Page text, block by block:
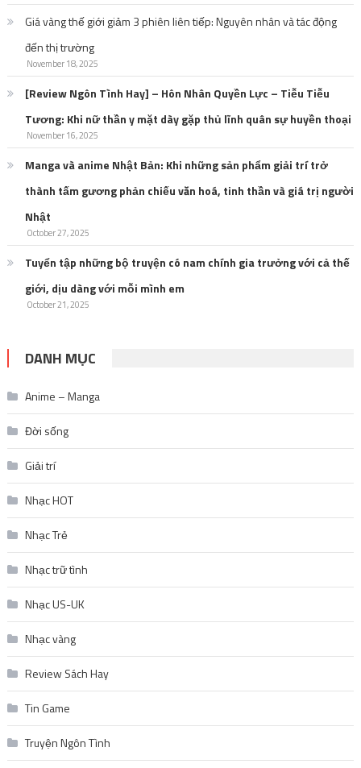
Giá vàng thế giới giảm 3 phiên liên tiếp: Nguyên nhân và tác động
đến thị trường
November 18, 2025
[Review Ngôn Tình Hay] – Hôn Nhân Quyền Lực – Tiễu Tiễu
Tương: Khi nữ thần y mặt dày gặp thủ lĩnh quân sự huyền thoại
November 16, 2025
Manga và anime Nhật Bản: Khi những sản phẩm giải trí trở
thành tấm gương phản chiếu văn hoá, tinh thần và giá trị người
Nhật
October 27, 2025
Tuyển tập những bộ truyện có nam chính gia trưởng với cả thế
giới, dịu dàng với mỗi mình em
October 21, 2025
DANH MỤC
Anime – Manga
Đời sống
Giải trí
Nhạc HOT
Nhạc Trẻ
Nhạc trữ tình
Nhạc US-UK
Nhạc vàng
Review Sách Hay
Tin Game
Truyện Ngôn Tình